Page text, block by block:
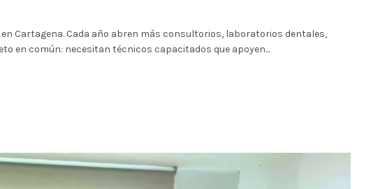
Cartagena. Cada año abren más consultorios, laboratorios dentales,
en común: necesitan técnicos capacitados que apoyen...